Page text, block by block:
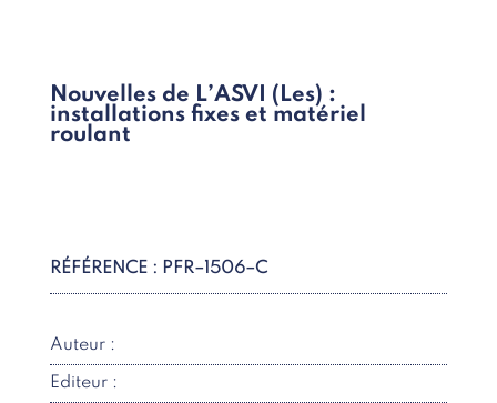
Nouvelles de L’ASVI (Les) :
installations fixes et matériel
roulant
RÉFÉRENCE : PFR–1506–C
Auteur :
Editeur :